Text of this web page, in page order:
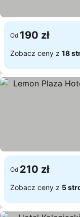
Od 190 zł
Zobacz ceny z 18
Od 210 zł
Zobacz ceny z 5